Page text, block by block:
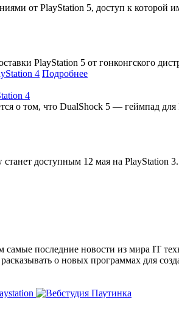
от PlayStation 5, доступ к которой
PlayStation 5 от гонконгского
Подробнее
4
о том, что DualShock 5 — геймпад
доступным 12 мая на
последние новости из мира IT
о новых программах для